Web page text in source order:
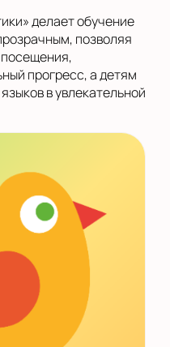
делает обучение
позволяя
прогресс, а детям
в увлекательной